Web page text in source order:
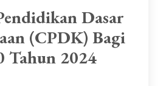
Dasar
(CPDK) Bagi
Tahun 2024